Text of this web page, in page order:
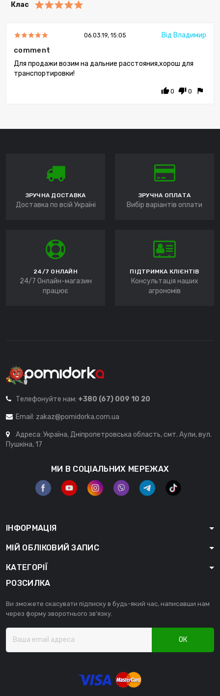
Клас
06.03.19, 15:05 Від Владимир
comment
Для продажи возим на дальние расстояния,хорош для
транспортировки!
thumb_up0 thumb_down 0 flag
ЗРУЧНА ДОСТАВКА
Доставка по всій Україні
ЗРУЧНА ОПЛАТА
Вибір варіантів оплати
24/7 ОНЛАЙН
24/7 Онлайн-магазин
працює
ПІДТРИМКА КЛІЄНТІВ
Консультація наших
агрономів
Телефонуйте нам: +380 (67) 009 10 20
Email: zakaz@pomidorka.com.ua
Адреса: Україна, Дніпропетровська область, смт. Аули, вул.
Пушкіна, 17
МИ В СОЦІАЛЬНИХ МЕРЕЖАХ
ІНФОРМАЦІЯ
МІЙ ОБЛІКОВИЙ ЗАПИС
КАТЕГОРІЇ
РОЗСИЛКА
Ви зможете скасувати підписку в будь-який час, написавши нам
через форму зворотнього зв'язку.
ОК